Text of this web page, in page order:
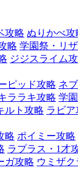
攻略 ぬりかべ攻
略 学園祭・リ
ジジスライム
ピッド攻略 ネ
ララキ攻略 学
ルト攻略 ラビア
略 ポイミー攻略
ラプラス・1才
ガ攻略 ウミザク